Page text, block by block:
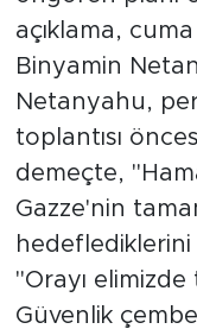
açıklama,
Binyamin
Netanyahu,
toplantısı
demeçte,
Gazze'nin
"Orayı
Güvenlik